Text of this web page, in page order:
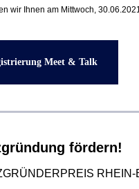
wir Ihnen am Mittwoch,
Meet & Talk
fördern!
RHEIN-